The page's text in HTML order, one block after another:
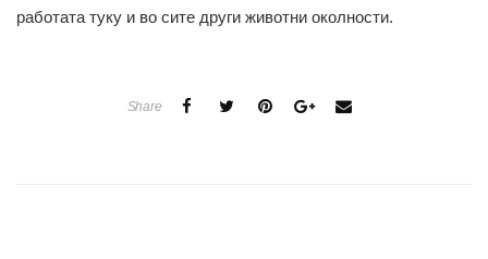
работата туку и во сите други животни околности.
Share